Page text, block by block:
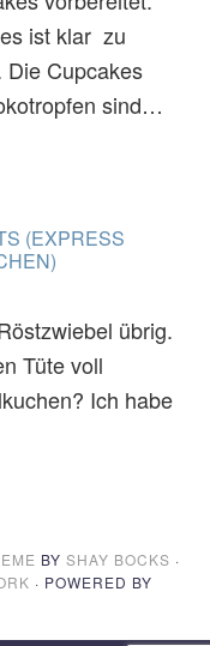
ist klar zu
Die Cupcakes
sind…
(EXPRESS
übrig.
Tüte voll
Ich habe
BY SHAY BOCKS ·
· POWERED BY